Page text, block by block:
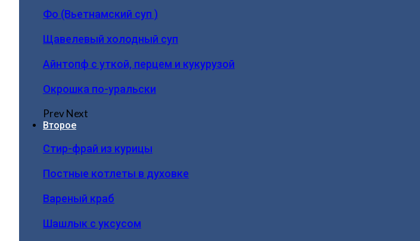
Фо (Вьетнамский суп )
Щавелевый холодный суп
Айнтопф с уткой, перцем и кукурузой
Окрошка по-уральски
PrevNext
Второе
Стир-фрай из курицы
Постные котлеты в духовке
Вареный краб
Шашлык с уксусом